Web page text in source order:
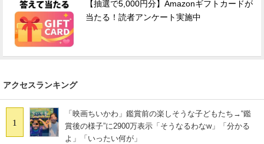
【抽選で5,000円分】Amazonギフトカードが
当たる！読者アンケート実施中
アクセスランキング
1
「映画ちいかわ」鑑賞前の楽しそうな子どもたち→“鑑
賞後の様子”に2900万表示「そうなるわなw」「分かる
よ」「いったい何が」